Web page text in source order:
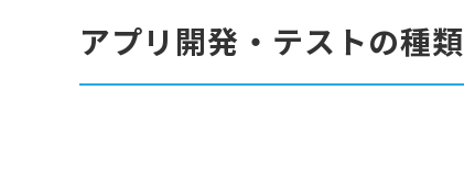
アプリ開発・テストの種類